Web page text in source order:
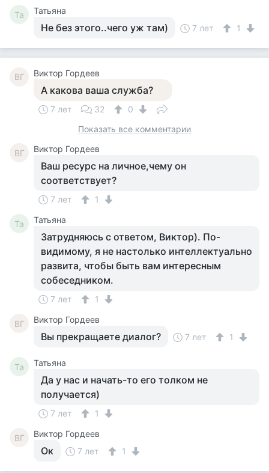
Та Татьяна
Не без этого..чего уж там) 7 лет 1
ВГ Виктор Гордеев
А какова ваша служба?
7 лет 32
0
Показать все комментарии
ВГ Виктор Гордеев
Ваш ресурс на личное,чему он
соответствует?
7 лет 1
Та Татьяна
Затрудняюсь с ответом, Виктор). По-
видимому, я не настолько интеллектуально
развита, чтобы быть вам интересным
собеседником.
7 лет 1
ВГ Виктор Гордеев
Вы прекращаете диалог? 7 лет 1
Та Татьяна
Да у нас и начать-то его толком не
получается)
7 лет 1
ВГ Виктор Гордеев
Ок 7 лет 1